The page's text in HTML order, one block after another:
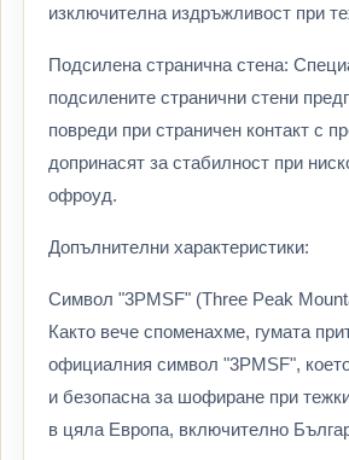
изключителна издръжливост при
Подсилена странична стена:
подсилените странични стени
повреди при страничен контакт с
допринасят за стабилност при
офроуд.
Допълнителни характеристики:
Символ "3PMSF" (Three Peak
Както вече споменахме, гумата
официалния символ "3PMSF",
и безопасна за шофиране при
в цяла Европа, включително